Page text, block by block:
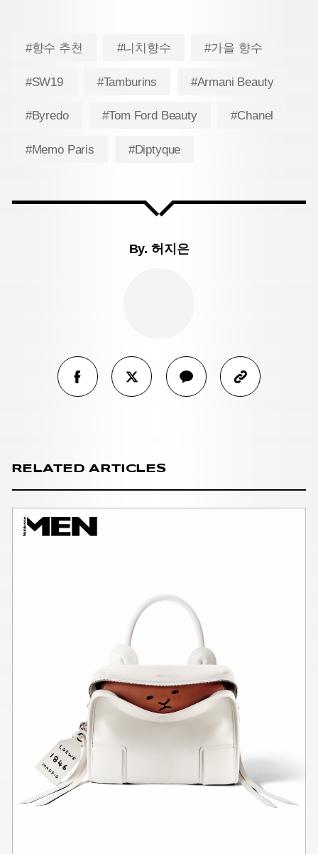
#향수 추천 #니치향수 #가을 향수
#SW19 #Tamburins #Armani Beauty
#Byredo #Tom Ford Beauty #Chanel
#Memo Paris #Diptyque
By. 허지은
RELATED ARTICLES